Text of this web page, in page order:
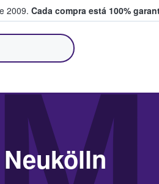
2009. Cada compra está 100%
boletos